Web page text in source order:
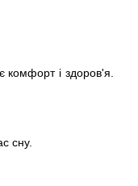
комфорт і здоров'я.
сну.